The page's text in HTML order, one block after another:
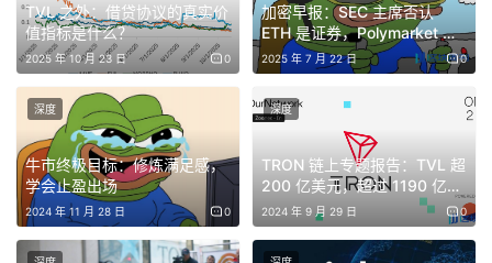
哪些潜在收益值得我们关注？
wBTC，最大解而非最优解
为什么需要关注 FBTC 这类合成资产？ 先看看眼下 BTC 资
产在比特币生态外的情况。
从 ”资产需要向外流动”的核心逻辑出发，你会发现 BTC 向
TVL 之外：借贷协议的真实价
值指标是什么？
2025 年 10 月 23 日 0
加密早报：SEC 主席否认
ETH 是证券，Polymarket 拟
重返美国市场
2025 年 7 月 22 日 0
牛市终极目标：修炼满足感，
学会止盈出场
2024 年 11 月 28 日 0
深度
TRON 链上专题报告：TVL 超
200 亿美元，超过 1190 亿
USDT 在 TRON 上流通
2024 年 9 月 29 日 0
深度